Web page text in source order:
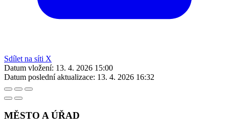
Sdílet na síti X
Datum vložení: 13. 4. 2026 15:00
Datum poslední aktualizace: 13. 4. 2026 16:32
MĚSTO A ÚŘAD